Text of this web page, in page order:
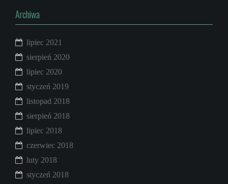
Archiwa
lipiec 2021
sierpień 2020
lipiec 2020
styczeń 2019
listopad 2018
sierpień 2018
lipiec 2018
czerwiec 2018
luty 2018
styczeń 2018